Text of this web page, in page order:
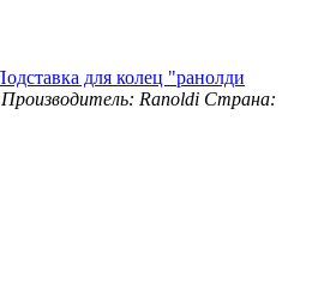
для колец "ранолди
Производитель: Ranoldi Страна: